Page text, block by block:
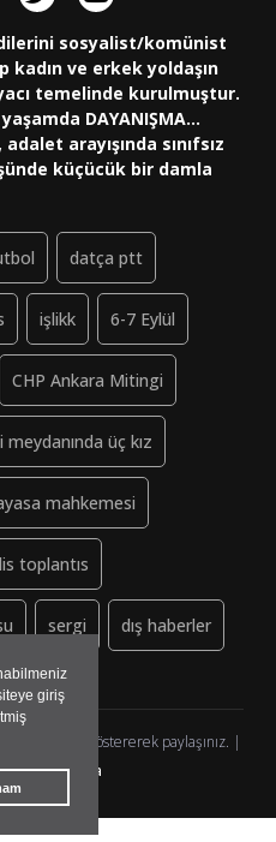
giriş
sosyalist/komünist
ve erkek yoldaşın
temelinde kurulmuştur.
DAYANIŞMA...
arayışında sınıfsız
küçücük bir damla
datça ptt
işlikk 6-7 Eylül
CHP Ankara Mitingi
meydanında üç kız
mahkemesi
toplantıs
sergi dış haberler
kaynak göstererek paylaşınız. |
madmedya